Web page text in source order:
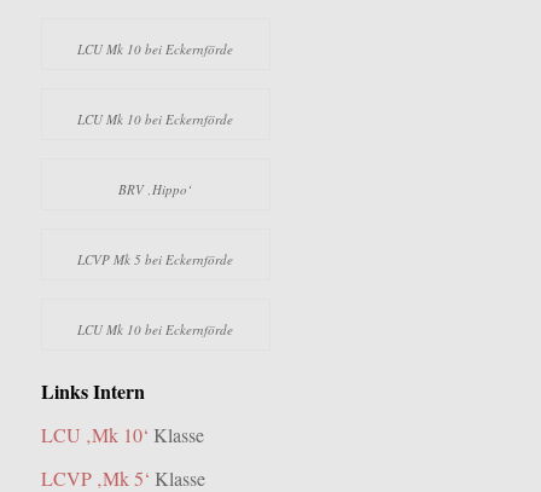
LCU Mk 10 bei Eckernförde
LCU Mk 10 bei Eckernförde
BRV ‚Hippo‘
LCVP Mk 5 bei Eckernförde
LCU Mk 10 bei Eckernförde
Links Intern
LCU ‚Mk 10‘ Klasse
LCVP ‚Mk 5‘ Klasse